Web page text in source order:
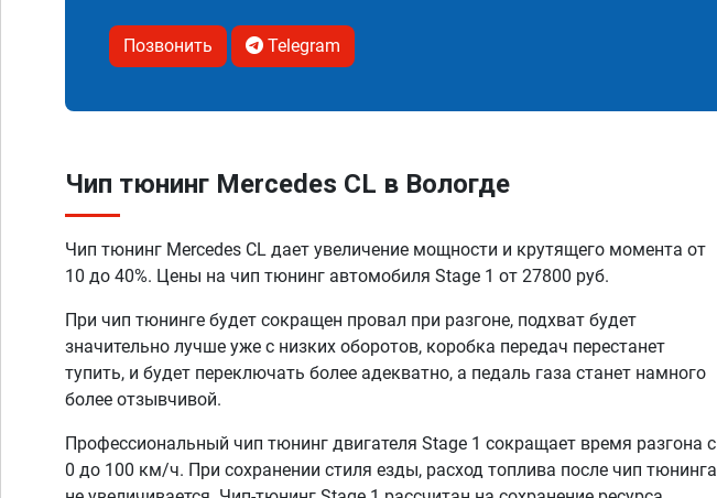
Позвонить Telegram
Чип тюнинг Mercedes CL в Вологде
Чип тюнинг Mercedes CL дает увеличение мощности и крутящего момента от
10 до 40%. Цены на чип тюнинг автомобиля Stage 1 от 27800 руб.
При чип тюнинге будет сокращен провал при разгоне, подхват будет
значительно лучше уже с низких оборотов, коробка передач перестанет
тупить, и будет переключать более адекватно, а педаль газа станет намного
более отзывчивой.
Профессиональный чип тюнинг двигателя Stage 1 сокращает время разгона с
0 до 100 км/ч. При сохранении стиля езды, расход топлива после чип тюнинга